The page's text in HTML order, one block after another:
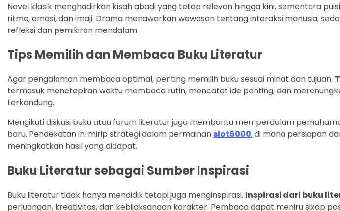
Novel klasik menghadirkan kisah abadi yang tetap relevan hingga kini, sementara
ritme, emosi, dan imaji. Drama menawarkan wawasan tentang interaksi manusia,
refleksi dan pemikiran mendalam.
Tips Memilih dan Membaca Buku Literatur
Agar pengalaman membaca optimal, penting memilih buku sesuai minat dan tujuan.
termasuk menetapkan waktu membaca rutin, mencatat ide penting, dan
terkandung.
Mengikuti diskusi buku atau forum literatur juga membantu memperdalam
baru. Pendekatan ini mirip strategi dalam permainan slot6000, di mana persiapan
meningkatkan hasil yang didapat.
Buku Literatur sebagai Sumber Inspirasi
Buku literatur tidak hanya mendidik tetapi juga menginspirasi. Inspirasi dari buku
perjuangan, kreativitas, dan kebijaksanaan karakter. Pembaca dapat meniru sikap